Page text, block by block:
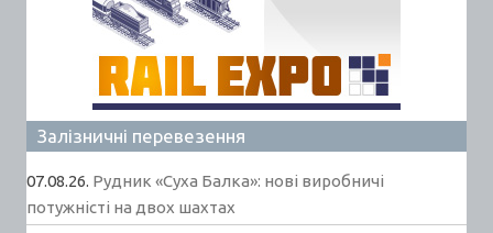
Залізничні перевезення
07.08.26. Рудник «Суха Балка»: нові виробничі
потужністі на двох шахтах